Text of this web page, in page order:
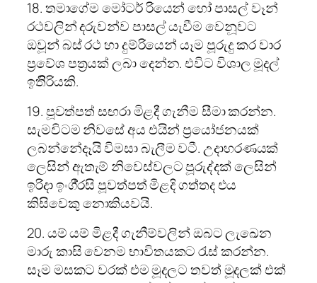
18. තමාගේම මෝටර් රියෙන් හෝ පාසල් වෑන්
රථවලින් දරුවන්ව පාසල් යැවීම වෙනූවට
ඔවූන් බස් රථ හා දුම්රියෙන් යෑම පූරුදු කර වාර
ප්‍රවේශ පත්‍රයක් ලබා දෙන්න. එවිට විශාල මූදල්
ඉතිිරියකි.
19. පූවත්පත් සඟරා මිළදී ගැනීම සීමා කරන්න.
සැමවිටම නිවසේ අය එයින් ප්‍රයෝජනයක්
ලබන්නේදෑයි විමසා බැලීම වටී. උදාහරණයක්
ලෙසින් ඇතැම් නිවෙස්වලට පූරුද්දක් ලෙසින්
ඉරිදා ඉංගී්‍රසි පූවත්පත් මිළදි ගත්තද එය
කිසිවෙකු නොකියවයි.
20. යම් යම් මිළදී ගැනීම්වලින් ඔබට ලැඛෙන
මාරු කාසි වෙනම භාවිතයකට රැස් කරන්න.
සෑම මසකට වරක් එම මූදලට තවත් මූදලක් එක්